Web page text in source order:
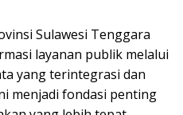
Sulawesi Tenggara
layanan publik melalui
yang terintegrasi dan
menjadi fondasi penting